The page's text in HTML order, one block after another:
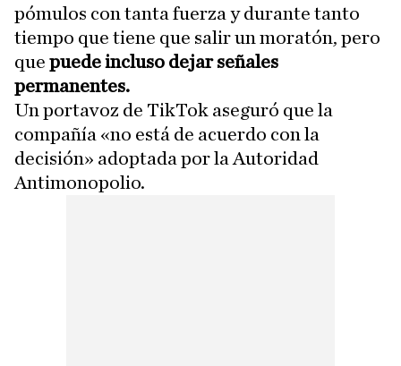
pómulos con tanta fuerza y durante tanto
tiempo que tiene que salir un moratón, pero
que puede incluso dejar señales
permanentes.
Un portavoz de TikTok aseguró que la
compañía «no está de acuerdo con la
decisión» adoptada por la Autoridad
Antimonopolio.